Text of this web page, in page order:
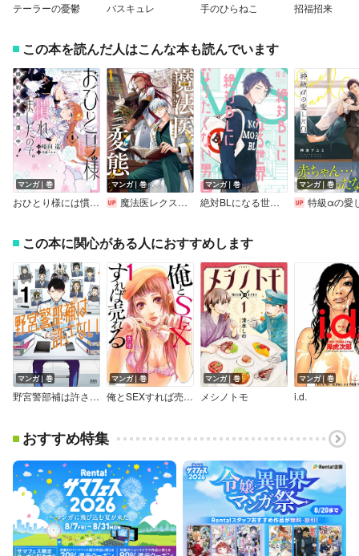
テーラーの憂鬱 バスキュレ 手のひらねこ 招福招来
この本を読んだ人はこんな本も読んでいます
マンガ｜巻
おひとり様には慣れましたので。 婚約者放置中！【イラスト特典付】
マンガ｜巻
魔法医レクスの変態カルテ
マンガ｜巻
絶対BLになる世界VS絶対BLになりたくない男【特典付】
マンガ｜巻
特級αの愛したΩ【電子限定かきおろ
この本に関心がある人におすすめします
マンガ｜巻
野宮警部補は許さない
マンガ｜巻
俺とSEXすれば売れる
マンガ｜巻
メシノトモ
マンガ｜巻
i.d.
おすすめ特集